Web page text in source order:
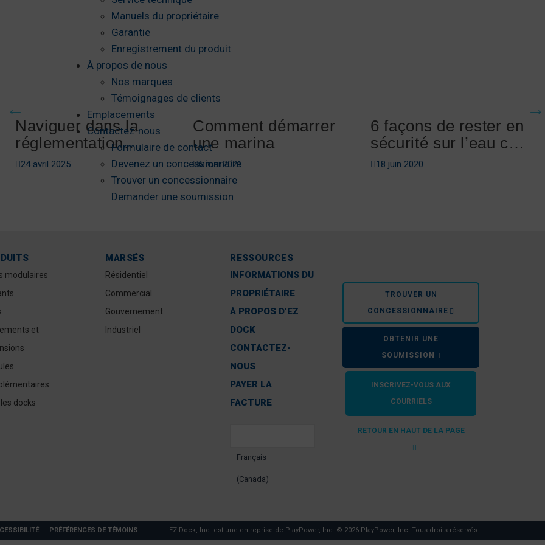
Manuels du propriétaire
Garantie
Enregistrement du produit
À propos de nous
Nos marques
Témoignages de clients
Emplacements
Contactez-nous
Formulaire de contact
Devenez un concessionnaire
Trouver un concessionnaire
Demander une soumission
Naviguer dans la
réglementation
nautique du
Massachusetts
24 avril 2025
Comment démarrer
une marina
6 mai 2021
6 façons de rester en
sécurité sur l’eau cet
été
18 juin 2020
modulaires
et
docks
MARSÉS
Résidentiel
Commercial
Gouvernement
Industriel
RESSOURCES
INFORMATIONS DU
PROPRIÉTAIRE
À PROPOS D’EZ
DOCK
CONTACTEZ-
NOUS
PAYER LA
FACTURE
Français
(Canada)
TROUVER UN
CONCESSIONNAIRE
OBTENIR UNE
SOUMISSION
INSCRIVEZ-VOUS AUX
COURRIELS
RETOUR EN HAUT DE LA PAGE
PRÉFÉRENCES DE TÉMOINS EZ Dock, Inc. est une entreprise de PlayPower, Inc. © 2026 PlayPower, Inc. Tous droits réservés.